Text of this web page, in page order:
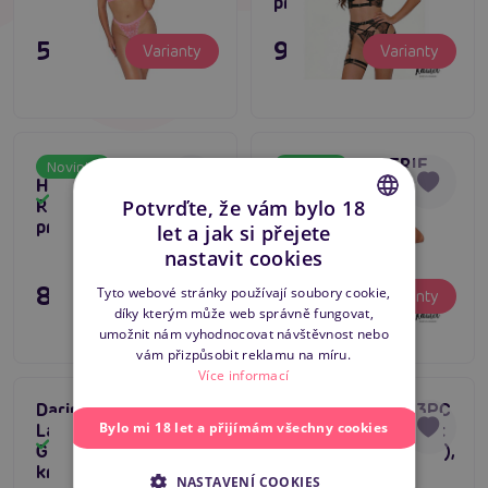
595 Kč Varianty 995 Kč Varianty
Novinka
ADALET LINGERIE
Helena Set with Leg
Rings, leopardí set
prádla
895 Kč Varianty
ADALET LINGERIE
Caroline Set with
Garter, svůdný set s
podvazky
Skladem
895 Kč Varianty
Daring Intimates 3PC
Lace Bra, Panty &
Garter Set (Purple),
krajková 3dílná
Skladem
Daring Intimates 3PC
Peek-A-Boo Bow Set
Open Crotch (Purple),
krajkový set s
Skladem
ENGLISH
Potvrďte, že vám bylo 18
let a jak si přejete
nastavit cookies
Tyto webové stránky používají soubory cookie,
díky kterým může web správně fungovat,
umožnit nám vyhodnocovat návštěvnost nebo
vám přizpůsobit reklamu na míru.
Více informací
Bylo mi 18 let a přijímám všechny cookies
NASTAVENÍ COOKIES